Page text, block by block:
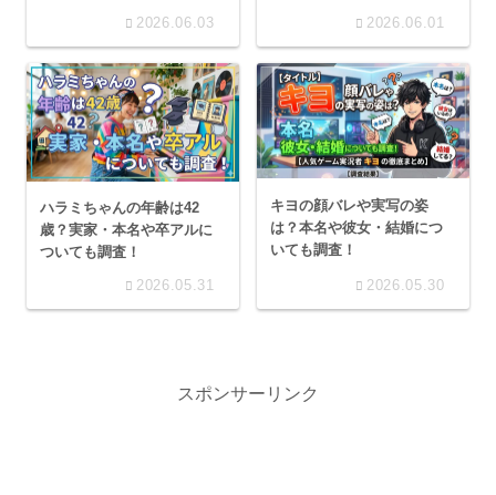
2026.06.03
2026.06.01
ハラミちゃんの年齢は42
歳？実家・本名や卒アルに
ついても調査！
2026.05.31
キヨの顔バレや実写の姿
は？本名や彼女・結婚につ
いても調査！
2026.05.30
スポンサーリンク